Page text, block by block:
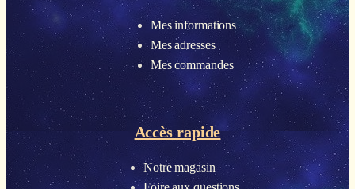
Mes informations
Mes adresses
Mes commandes
Accès rapide
Notre magasin